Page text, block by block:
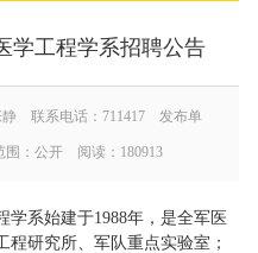
学工程学系招聘公告
静 联系电话：711417 发布单
：公开 阅读： 180913
学系始建于1988年，是全军医
研究所、军队重点实验室；